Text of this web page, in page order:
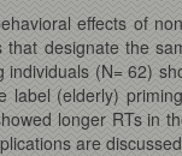
effects of
designate the
(N= 62)
(elderly)
longer RTs in
are